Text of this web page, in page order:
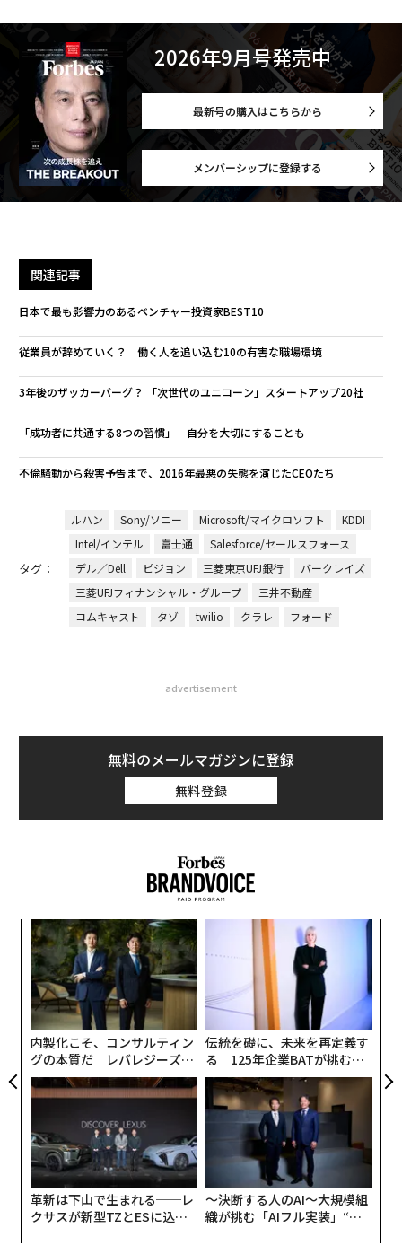
2026年9月号発売中
最新号の購入はこちらから
メンバーシップに登録する
関連記事
日本で最も影響力のあるベンチャー投資家BEST10
従業員が辞めていく？ 働く人を追い込む10の有害な職場環境
3年後のザッカーバーグ？ 「次世代のユニコーン」スタートアップ20社
「成功者に共通する8つの習慣」 自分を大切にすることも
不倫騒動から殺害予告まで、2016年最悪の失態を演じたCEOたち
タグ：
ルハン Sony/ソニー Microsoft/マイクロソフト
KDDI
Intel/インテル
富士通
Salesforce/セールスフォース
デル／Dell
ピジョン 三菱東京UFJ銀行
バークレイズ
三菱UFJフィナンシャル・グループ
三井不動産
コムキャスト
タゾ twilio クラレ フォード
advertisement
無料のメールマガジンに登録
無料登録
内製化こそ、コンサルティン
グの本質だ レバレジーズが
実践する、次世代ファームの
全貌
伝統を礎に、未来を再定義す
る 125年企業BATが挑むス
モークレスな未来
革新は下山で生まれる──レ
クサスが新型TZとESに込め
〜決断する人のAI〜大規模組
織が挑む「AIフル実装」“使